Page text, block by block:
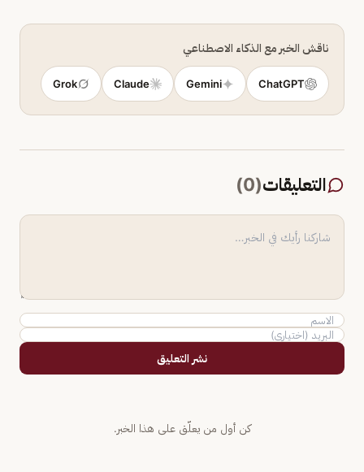
ناقش الخبر مع الذكاء الاصطناعي
ChatGPT
Gemini
Claude
Grok
التعليقات(
0
)
نشر التعليق
كن أول من يعلّق على هذا الخبر.